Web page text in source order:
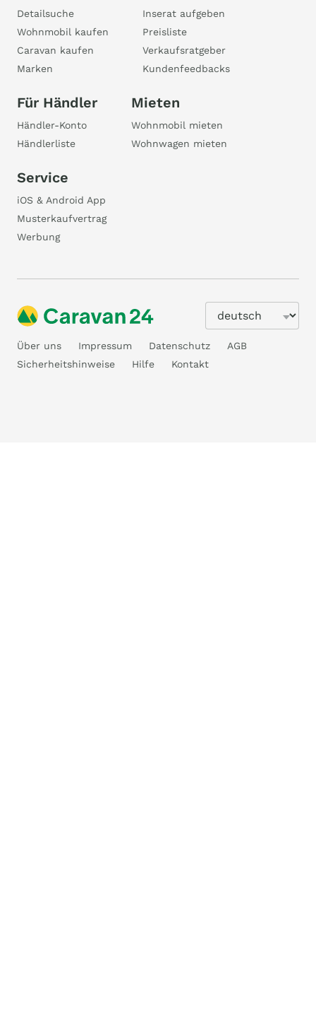
Detailsuche
Wohnmobil kaufen
Caravan kaufen
Marken
Inserat aufgeben
Preisliste
Verkaufsratgeber
Kundenfeedbacks
Für Händler
Händler-Konto
Händlerliste
Mieten
Wohnmobil mieten
Wohnwagen mieten
Service
iOS & Android App
Musterkaufvertrag
Werbung
Über uns Impressum Datenschutz
AGB
Sicherheitshinweise
Hilfe Kontakt